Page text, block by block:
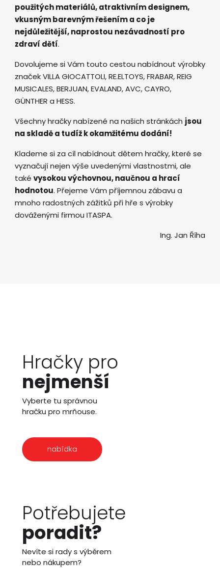
použitých materiálů, atraktivním designem,
vkusným barevným řešením a co je
nejdůležitější, naprostou nezávadností pro
zdraví dětí.
Dovolujeme si Vám touto cestou nabídnout výrobky
značek VILLA GIOCATTOLI, RE.ELTOYS, FRABAR, REIG
MUSICALES, BERJUAN, EVALAND, AVC, CAYRO,
GÜNTHER a HESS.
Všechny hračky nabízené na našich stránkách jsou
na skladě a tudíž k okamžitému dodání!
Klademe si za cíl nabídnout dětem hračky, které se
vyznačují nejen výše uvedenými vlastnostmi, ale
také vysokou výchovnou, naučnou a hrací
hodnotou. Přejeme Vám příjemnou zábavu a
mnoho radostných zážitků při hře s výrobky
dováženými firmou ITASPA.
Ing. Jan Říha
Hračky pro
nejmenší
Vyberte tu správnou
hračku pro mrňouse.
nabídka
Potřebujete
poradit?
Nevíte si rady s výběrem
nebo nákupem?